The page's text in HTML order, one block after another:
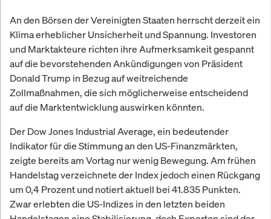
An den Börsen der Vereinigten Staaten herrscht derzeit ein
Klima erheblicher Unsicherheit und Spannung. Investoren
und Marktakteure richten ihre Aufmerksamkeit gespannt
auf die bevorstehenden Ankündigungen von Präsident
Donald Trump in Bezug auf weitreichende
Zollmaßnahmen, die sich möglicherweise entscheidend
auf die Marktentwicklung auswirken könnten.
Der Dow Jones Industrial Average, ein bedeutender
Indikator für die Stimmung an den US-Finanzmärkten,
zeigte bereits am Vortag nur wenig Bewegung. Am frühen
Handelstag verzeichnete der Index jedoch einen Rückgang
um 0,4 Prozent und notiert aktuell bei 41.835 Punkten.
Zwar erlebten die US-Indizes in den letzten beiden